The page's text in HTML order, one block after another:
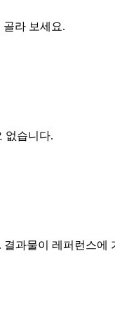
라 보세요.
없습니다.
과물이 레퍼런스